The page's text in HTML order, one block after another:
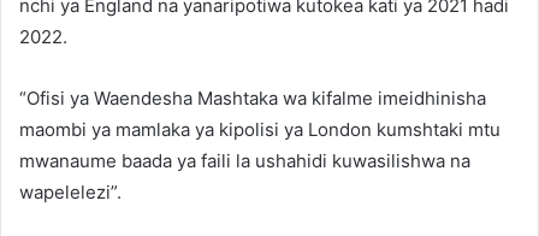
nchi ya England na yanaripotiwa kutokea kati ya 2021 hadi
2022.
“Ofisi ya Waendesha Mashtaka wa kifalme imeidhinisha
maombi ya mamlaka ya kipolisi ya London kumshtaki mtu
mwanaume baada ya faili la ushahidi kuwasilishwa na
wapelelezi”.